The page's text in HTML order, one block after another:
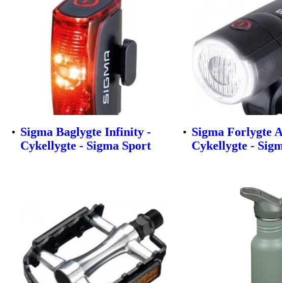
Sigma Baglygte Infinity -
Cykellygte - Sigma Sport
Sigma Forlygte
Cykellygte -